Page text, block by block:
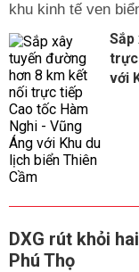
khu kinh tế ven
Sắp
trực
với
DXG rút khỏi
Phú Thọ